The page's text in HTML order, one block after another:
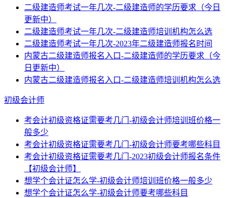
二级建造师考试一年几次-二级建造师的学历要求（今日
更新中）
二级建造师考试一年几次-二级建造师培训机构怎么选
二级建造师考试一年几次-2023年二级建造师报名时间
内蒙古二级建造师报名入口-二级建造师的学历要求（今
日更新中）
内蒙古二级建造师报名入口-二级建造师培训机构怎么选
初级会计师
考会计初级资格证需要考几门-初级会计师培训班价格一
般多少
考会计初级资格证需要考几门-初级会计师要考哪些科目
考会计初级资格证需要考几门-2023初级会计师报名条件
【初级会计师】
想学个会计证怎么学-初级会计师培训班价格一般多少
想学个会计证怎么学-初级会计师要考哪些科目